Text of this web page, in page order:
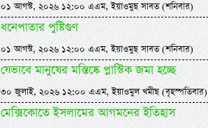
০১ আগস্ট, ২০২৬ ১২:০০ এএম, ইয়াওমুছ সাবত (শনিবার)
ধনেপাতার পুষ্টিগুণ
০১ আগস্ট, ২০২৬ ১২:০০ এএম, ইয়াওমুছ সাবত (শনিবার)
যেভাবে মানুষের মস্তিষ্কে প্লাস্টিক জমা হচ্ছে
৩০ জুলাই, ২০২৬ ১২:০০ এএম, ইয়াওমুল খমীছ (বৃহস্পতিবার)
মেক্সিকোতে ইসলামের আগমনের ইতিহাস